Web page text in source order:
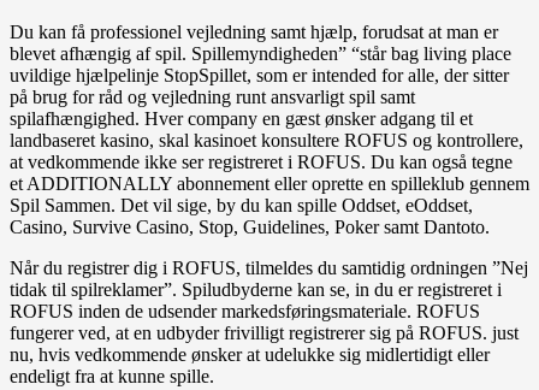
Du kan få professionel vejledning samt hjælp, forudsat at man er
blevet afhængig af spil. Spillemyndigheden” “står bag living place
uvildige hjælpelinje StopSpillet, som er intended for alle, der sitter
på brug for råd og vejledning runt ansvarligt spil samt
spilafhængighed. Hver company en gæst ønsker adgang til et
landbaseret kasino, skal kasinoet konsultere ROFUS og kontrollere,
at vedkommende ikke ser registreret i ROFUS. Du kan også tegne
et ADDITIONALLY abonnement eller oprette en spilleklub gennem
Spil Sammen. Det vil sige, by du kan spille Oddset, eOddset,
Casino, Survive Casino, Stop, Guidelines, Poker samt Dantoto.
Når du registrer dig i ROFUS, tilmeldes du samtidig ordningen ”Nej
tidak til spilreklamer”. Spiludbyderne kan se, in du er registreret i
ROFUS inden de udsender markedsføringsmateriale. ROFUS
fungerer ved, at en udbyder frivilligt registrerer sig på ROFUS. just
nu, hvis vedkommende ønsker at udelukke sig midlertidigt eller
endeligt fra at kunne spille.